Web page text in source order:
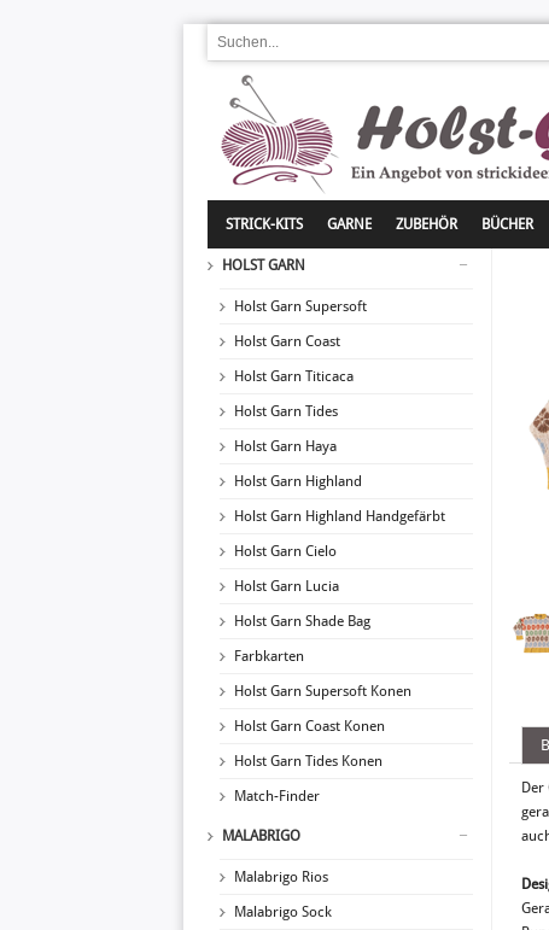
STRICK-KITS GARNE ZUBEHÖR BÜCHER
HOLST GARN
Holst Garn Supersoft
Holst Garn Coast
Holst Garn Titicaca
Holst Garn Tides
Holst Garn Haya
Holst Garn Highland
Holst Garn Highland Handgefärbt
Holst Garn Cielo
Holst Garn Lucia
Holst Garn Shade Bag
Farbkarten
Holst Garn Supersoft Konen
Holst Garn Coast Konen
Holst Garn Tides Konen
Match-Finder
MALABRIGO
Malabrigo Rios
Malabrigo Sock